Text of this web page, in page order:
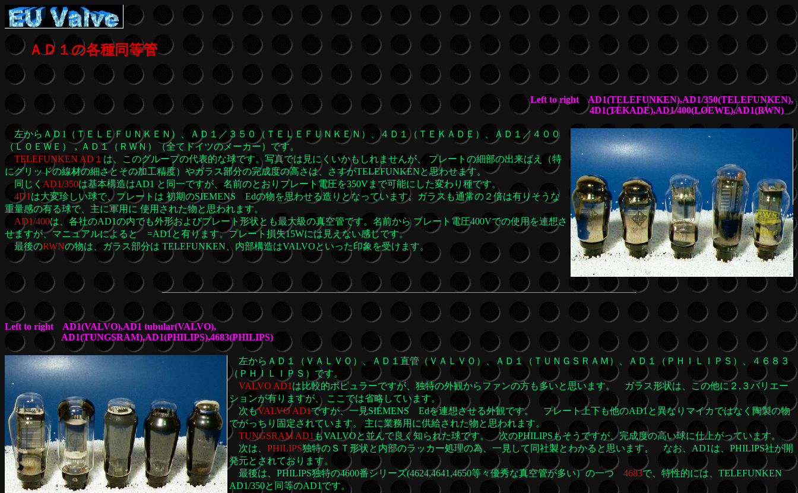
ＡＤ１の各種同等管
Left to right AD1(TELEFUNKEN),AD1/350(TELEFUNKEN),
4D1(TEKADE),AD1/400(LOEWE),AD1(RWN)
左からＡＤ1（ＴＥＬＥＦＵＮＫＥＮ）、ＡＤ１／３５０（ＴＥＬＥＦＵＮＫＥＮ）、４Ｄ１（ＴＥＫＡＤＥ）、ＡＤ１／４００
（ＬＯＥＷＥ），ＡＤ１（ＲＷＮ）（全てドイツのメーカー）です。
TELEFUNKEN AD１ は、このグループの代表的な球です。写真では見にくいかもしれませんが、 プレートの細部の出来ばえ（特
にグリッドの線材の細さとその加工精度）やガラス部分の完成度の高さは、さすがTELEFUNKENと思わせます。
同じく AD1/350は基本構造はAD1 と同一ですが、名前のとおりプレート電圧を350Vまで可能にした変わり種です。
4D1 は大変珍しい球で、プレートは 初期のSIEMENS Edの物を思わせる造りとなっています。ガラスも通常の２倍は有りそうな
重量感の有る球で、主に軍用に 使用された物と思われます。
AD1/400は、各社のAD1の内でも外形およびプレート形状とも最大級の真空管です。名前から プレート電圧400Vでの使用を連想さ
せますが、マニュアルによると =AD1と有ります。プレート損失15Wには見えない感じです。
最後のRWNの物は、ガラス部分は TELEFUNKEN、内部構造はVALVOといった印象を受けます。
Left to right AD1(VALVO),AD1 tubular(VALVO),
AD1(TUNGSRAM),AD1(PHILIPS),4683(PHILIPS)
左からＡＤ１（ＶＡＬＶＯ）、ＡＤ１直管（ＶＡＬＶＯ）、ＡＤ１（ＴＵＮＧＳＲＡＭ）、ＡＤ１（ＰＨＩＬＩＰＳ）、４６８３
（ＰＨＩＬＩＰＳ）です。
VALVO AD1 は比較的ポピュラーですが、独特の外観からファンの方も多いと思います。 ガラス形状は、この他に２,３バリエー
ションが有りますが、 ここでは省略しています。
次もVALVO AD1ですが、一見SIEMENS Edを連想させる外観です。 プレート上下も他のAD1と異なりマイカではなく陶製の物
でがっちり固定されています。 主に業務用に供給された物と思われます。
TUNGSRAM AD1 もVALVOと並んで良く知られた球です。 次のPHILIPSもそうですが、完成度の高い球に仕上がっています。
次は、 PHILIPS独特のＳＴ形状と内部のラッカー処理の為、一見して同社製とわかると思います。 なお、AD1は、PHILIPS社が開
発元とされております。
最後は、PHILIPS独特の4600番シリーズ(4624,4641,4650等々優秀な真空管が多い）の一つ 4683で、特性的には、TELEFUNKEN
AD1/350と同等のAD1です。